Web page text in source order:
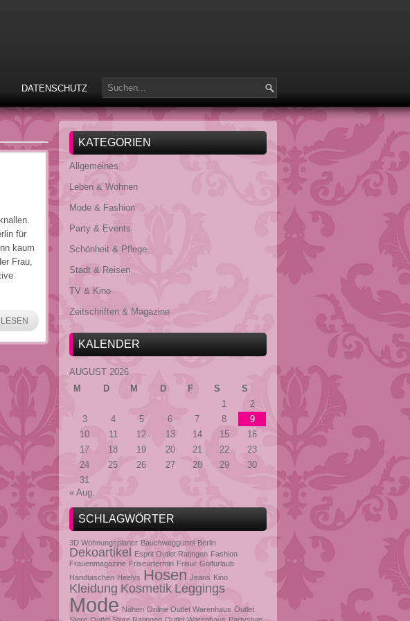
DATENSCHUTZ
für
kaum
Frau,
KATEGORIEN
Allgemeines
Leben & Wohnen
Mode & Fashion
Party & Events
Schönheit & Pflege
Stadt & Reisen
TV & Kino
Zeitschriften & Magazine
KALENDER
AUGUST 2026
M
D M D F S
S
1
2
3
4 5 6 7 8
9
10
11 12 13 14 15
16
17
18 19 20 21 22
23
24
25 26 27 28 29
30
31
« Aug.
SCHLAGWÖRTER
3D Wohnungsplaner Bauchweggürtel Berlin
Dekoartikel Esprit Outlet Ratingen Fashion
Frauenmagazine Friseurtermin Frisur Golfurlaub
Handtaschen Heelys Hosen Jeans Kino
Kleidung Kosmetik Leggings
Mode Nähen Online Outlet Warenhaus Outlet